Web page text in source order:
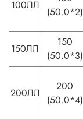
100ЛЛ
(50.0*2)
150ЛЛ
150
(50.0*3)
200ЛЛ
200
(50.0*4)